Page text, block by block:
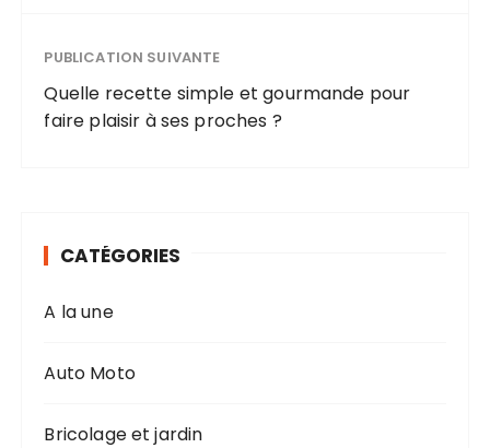
PUBLICATION SUIVANTE
Quelle recette simple et gourmande pour
faire plaisir à ses proches ?
CATÉGORIES
A la une
Auto Moto
Bricolage et jardin